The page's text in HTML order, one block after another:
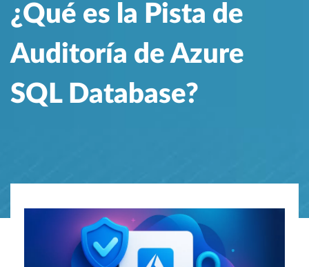
¿Qué es la Pista de
Auditoría de Azure
SQL Database?